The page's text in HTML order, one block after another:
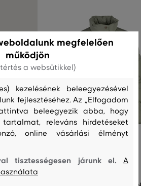
megfelelően
működjön
a websütikkel)
kezelésének beleegyezésével
fejlesztéséhez. Az „Elfogadom
beleegyezik abba, hogy
releváns hirdetéseket
online vásárlási élményt
tisztességesen járunk el.A